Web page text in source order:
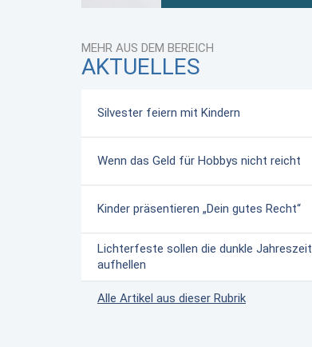
MEHR AUS DEM BEREICH
AKTUELLES
Silvester feiern mit Kindern
Wenn das Geld für Hobbys nicht reicht
Kinder präsentieren „Dein gutes Recht“
Lichterfeste sollen die dunkle Jahreszeit
aufhellen
Alle Artikel aus dieser Rubrik